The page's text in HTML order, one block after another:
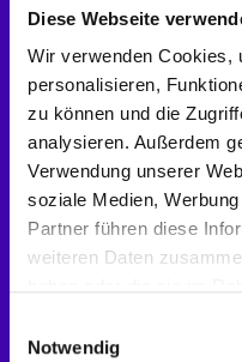
Diese Webseite
Wir verwenden Cookies,
personalisieren,
zu können und die
analysieren. Außerdem
Verwendung unserer
soziale Medien,
Partner führen diese
weiteren Daten
Notwendig
Launch,
Nach dem Go-live
Optimierung,
Weiterentwicklung. Wir
Plattform technisch
verbessert wird und
Planbar, transparent
Hosting & Monitoring